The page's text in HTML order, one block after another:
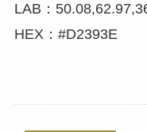
LAB：
HEX：#D2393E